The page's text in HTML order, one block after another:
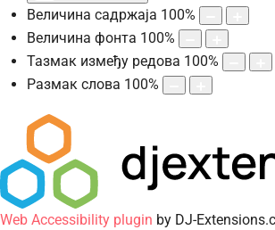
Величина садржаја 100%
Величина фонта 100%
Тазмак између редова 100%
Размак слова 100%
Web Accessibility plugin by DJ-